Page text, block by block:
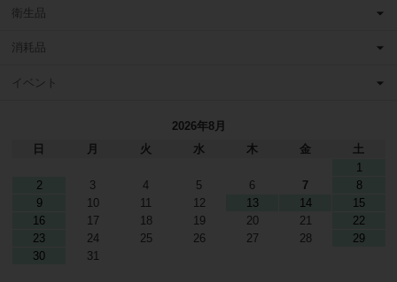
衛生品
消耗品
イベント
2026年8月
日
月 火 水 木 金
土
1
2
3 4 5 6 7
8
9
10 11 12 13 14
15
16
17 18 19 20 21
22
23
24 25 26 27 28
29
30
31